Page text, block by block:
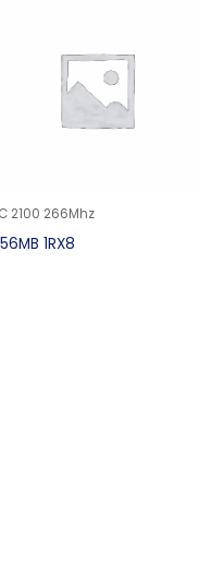
2100 266Mhz
1RX8